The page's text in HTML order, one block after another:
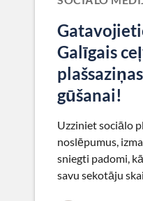
Galīgais
gūšanai!
Uzziniet sociālo
noslēpumus,
sniegti padomi,
savu sekotāju